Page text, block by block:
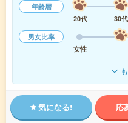
年齢層
20代
30代
男女比率
女性
気になる! 応